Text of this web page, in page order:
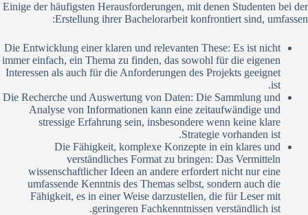
Einige der häufigsten Herausforderungen, mit denen Studenten bei der
Erstellung ihrer Bachelorarbeit konfrontiert sind, umfassen:
Die Entwicklung einer klaren und relevanten These: Es ist nicht
immer einfach, ein Thema zu finden, das sowohl für die eigenen
Interessen als auch für die Anforderungen des Projekts geeignet
ist.
Die Recherche und Auswertung von Daten: Die Sammlung und
Analyse von Informationen kann eine zeitaufwändige und
stressige Erfahrung sein, insbesondere wenn keine klare
Strategie vorhanden ist.
Die Fähigkeit, komplexe Konzepte in ein klares und
verständliches Format zu bringen: Das Vermitteln
wissenschaftlicher Ideen an andere erfordert nicht nur eine
umfassende Kenntnis des Themas selbst, sondern auch die
Fähigkeit, es in einer Weise darzustellen, die für Leser mit
geringeren Fachkenntnissen verständlich ist.